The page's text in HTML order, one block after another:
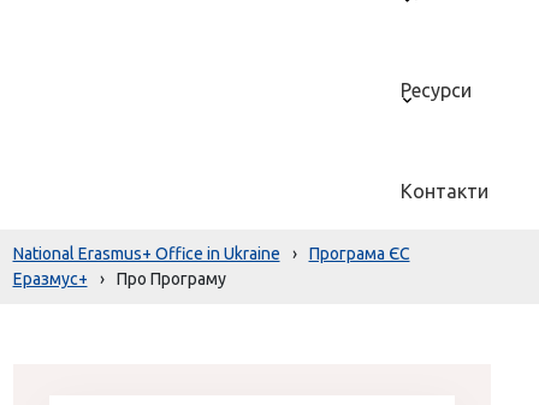
Ресурси
Контакти
National Erasmus+ Office in Ukraine ›
Програма ЄС
Еразмус+
› Про Програму